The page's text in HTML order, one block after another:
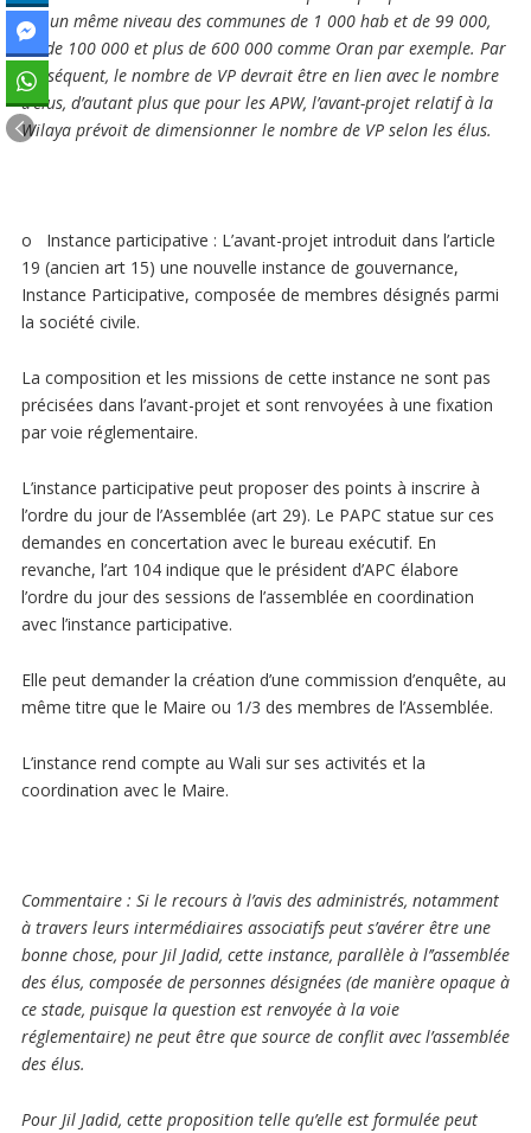
sur un même niveau des communes de 1 000 hab et de 99 000,
ou de 100 000 et plus de 600 000 comme Oran par exemple. Par
conséquent, le nombre de VP devrait être en lien avec le nombre
d’élus, d’autant plus que pour les APW, l’avant-projet relatif à la
Wilaya prévoit de dimensionner le nombre de VP selon les élus.
o Instance participative : L’avant-projet introduit dans l’article
19 (ancien art 15) une nouvelle instance de gouvernance,
Instance Participative, composée de membres désignés parmi
la société civile.
La composition et les missions de cette instance ne sont pas
précisées dans l’avant-projet et sont renvoyées à une fixation
par voie réglementaire.
L’instance participative peut proposer des points à inscrire à
l’ordre du jour de l’Assemblée (art 29). Le PAPC statue sur ces
demandes en concertation avec le bureau exécutif. En
revanche, l’art 104 indique que le président d’APC élabore
l’ordre du jour des sessions de l’assemblée en coordination
avec l’instance participative.
Elle peut demander la création d’une commission d’enquête, au
même titre que le Maire ou 1/3 des membres de l’Assemblée.
L’instance rend compte au Wali sur ses activités et la
coordination avec le Maire.
Commentaire : Si le recours à l’avis des administrés, notamment
à travers leurs intermédiaires associatifs peut s’avérer être une
bonne chose, pour Jil Jadid, cette instance, parallèle à l’’assemblée
des élus, composée de personnes désignées (de manière opaque à
ce stade, puisque la question est renvoyée à la voie
réglementaire) ne peut être que source de conflit avec l’assemblée
des élus.
Pour Jil Jadid, cette proposition telle qu’elle est formulée peut